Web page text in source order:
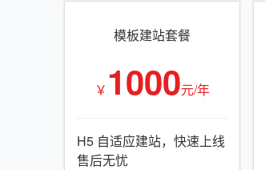
模板建站套餐
￥ 1000元/年
H5 自适应建站，快速上线
售后无忧